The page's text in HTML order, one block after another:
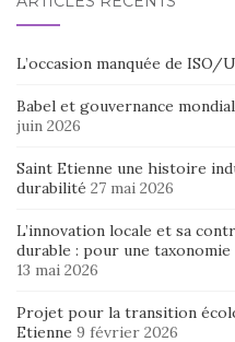
L’occasion manquée de ISO/
Babel et gouvernance
juin 2026
Saint Etienne une histoire
durabilité 27 mai 2026
L’innovation locale et sa
durable : pour une
13 mai 2026
Projet pour la transition
Etienne 9 février 2026